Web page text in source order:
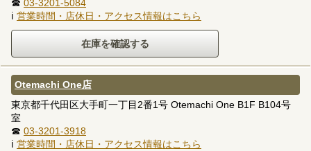
☎ 03-3201-5084
ℹ 営業時間・店休日・アクセス情報はこちら
Otemachi One店
東京都千代田区大手町一丁目2番1号 Otemachi One B1F B104号
室
☎ 03-3201-3918
ℹ 営業時間・店休日・アクセス情報はこちら